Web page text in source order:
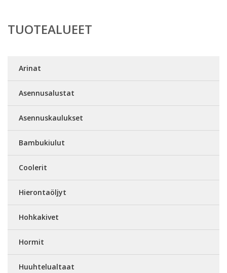
TUOTEALUEET
Arinat
Asennusalustat
Asennuskaulukset
Bambukiulut
Coolerit
Hierontaöljyt
Hohkakivet
Hormit
Huuhtelualtaat